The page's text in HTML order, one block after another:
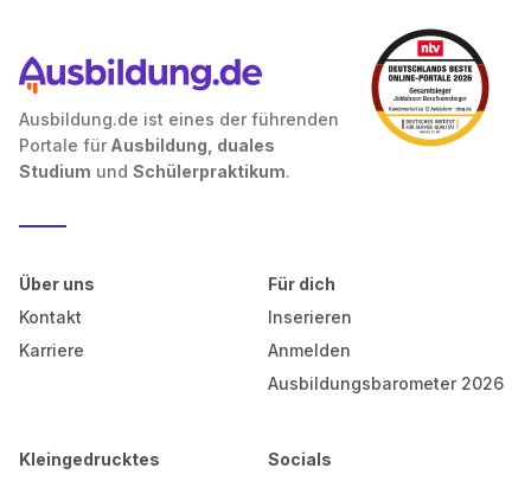
Ausbildung.de ist eines der führenden
Portale für Ausbildung, duales
Studium und Schülerpraktikum.
Über uns
Kontakt
Karriere
Für dich
Inserieren
Anmelden
Ausbildungsbarometer 2026
Kleingedrucktes Socials